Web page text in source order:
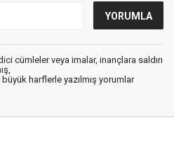
cümleler veya imalar, inançlara saldırı
harflerle yazılmış yorumlar